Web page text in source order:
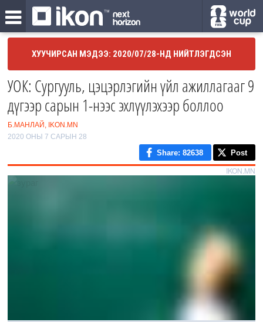
ХУУЧИРСАН МЭДЭЭ: 2020/07/28-НД НИЙТЛЭГДСЭН
УОК: Сургууль, цэцэрлэгийн үйл ажиллагааг 9
дүгээр сарын 1-нээс эхлүүлэхээр боллоо
Б.МАНЛАЙ, IKON.MN
2020 ОНЫ 7 САРЫН 28
Share: 82638 Post
IKON.MN